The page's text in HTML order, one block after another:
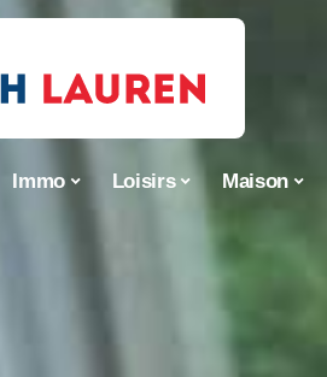
Immo Loisirs Maison